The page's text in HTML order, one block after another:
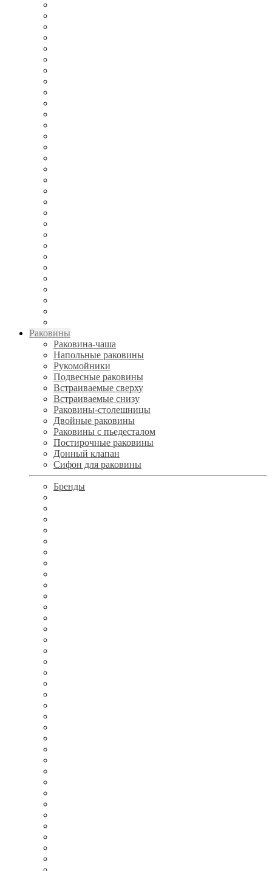
Раковины
Раковина-чаша
Напольные раковины
Рукомойники
Подвесные раковины
Встраиваемые сверху
Встраиваемые снизу
Раковины-столешницы
Двойные раковины
Раковины с пьедесталом
Постирочные раковины
Донный клапан
Сифон для раковины
Бренды